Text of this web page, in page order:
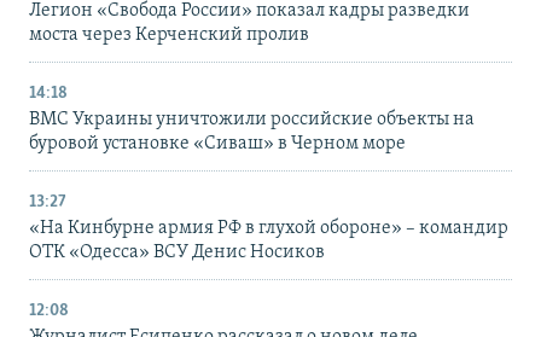
Легион «Свобода России» показал кадры разведки
моста через Керченский пролив
14:18
ВМС Украины уничтожили российские объекты на
буровой установке «Сиваш» в Черном море
13:27
«На Кинбурне армия РФ в глухой обороне» – командир
ОТК «Одесса» ВСУ Денис Носиков
12:08